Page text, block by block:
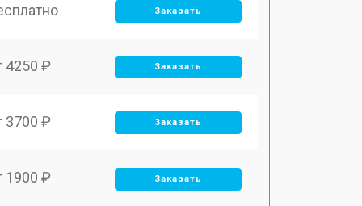
Заказать
4250 ₽ Заказать
3700 ₽ Заказать
1900 ₽ Заказать